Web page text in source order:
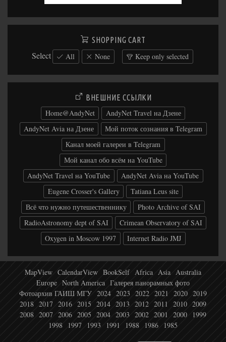
SHOPPING CART
Select All None Keep only selected
ВНЕШНИЕ ССЫЛКИ
Home@AndyNet
AndyNet Travel на Дзене
AndyNet Avia на Дзене
Мой поток сознания в Telegram
Канал моей галереи в Telegram
Мой канал обо всём на YouTube
AndyNet Travel на YouTube
AndyNet Avia на YouTube
Eugene Crosser's Gallery
Tatiana Leus site
Всё что нужно путешественнику
Photo Archive of SAI
RadioAstronomy dept of SAI
Crimean Observatory of SAI
Oxygen in Moscow 1997
Internet Radio JMJ
MapView CalendarView BookSelf Africa Asia Australia
Europe North America Галерея панорамных фото
Фотоархив ГАИШ МГУ 2024 2023 2022 2021 2020 2019
2018 2017 2016 2015 2014 2013 2012 2011 2010 2009
2008 2007 2006 2005 2004 2003 2002 2001 2000
1999
1998
1997 1993 1991 1988 1986 1985